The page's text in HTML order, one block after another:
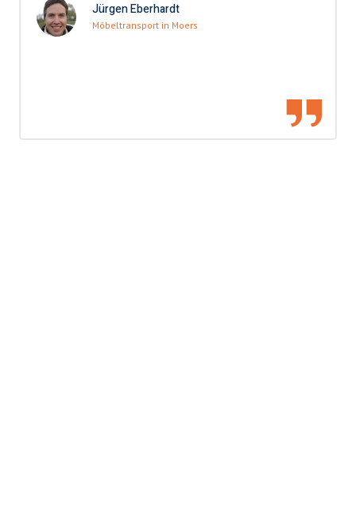
Jürgen Eberhardt
Möbeltransport in Moers